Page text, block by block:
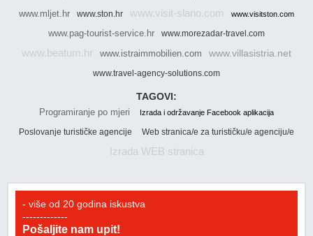
www.mljet.hr www.ston.hr www.visit-slano.com www.visitston.com
www.pag-tourist-service.hr www.morezadar-travel.com
www.beatum.hr www.istraimmobilien.com www.villasistria.net
www.travel-agency-solutions.com
TAGOVI:
Programiranje po mjeri Izrada i održavanje Facebook aplikacija
Poslovanje turističke agencije Web stranica/e za turističku/e agenciju/e
Izrada WEB stranica
- više od 20 godina iskustva
-------------
Pošaljite nam upit!